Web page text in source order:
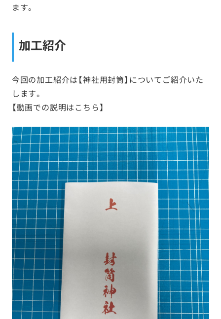
ます。
加工紹介
今回の加工紹介は【神社用封筒】についてご紹介いた
します。
【動画での説明はこちら】